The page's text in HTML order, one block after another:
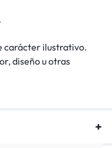
carácter ilustrativo.
diseño u otras